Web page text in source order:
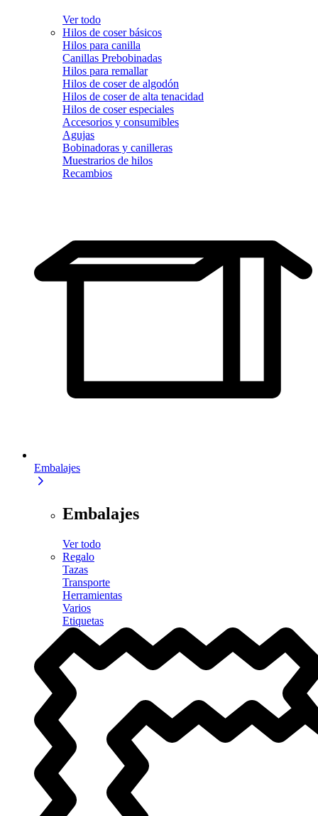
Ver todo
Hilos de coser básicos
Hilos para canilla
Canillas Prebobinadas
Hilos para remallar
Hilos de coser de algodón
Hilos de coser de alta tenacidad
Hilos de coser especiales
Accesorios y consumibles
Agujas
Bobinadoras y canilleras
Muestrarios de hilos
Recambios
Embalajes
Embalajes
Ver todo
Regalo
Tazas
Transporte
Herramientas
Varios
Etiquetas